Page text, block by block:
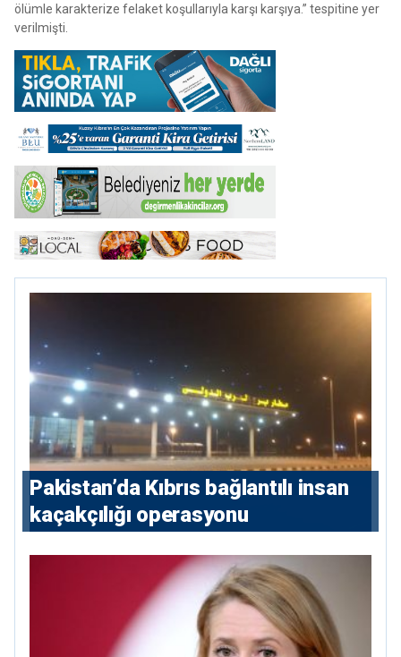
ölümle karakterize felaket koşullarıyla karşı karşıya.” tespitine yer
verilmişti.
Pakistan’da Kıbrıs bağlantılı insan
kaçakçılığı operasyonu